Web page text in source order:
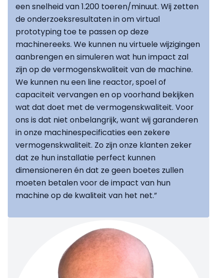
een snelheid van 1.200 toeren/minuut. Wij zetten
de onderzoeksresultaten in om virtual
prototyping toe te passen op deze
machinereeks. We kunnen nu virtuele wijzigingen
aanbrengen en simuleren wat hun impact zal
zijn op de vermogenskwaliteit van de machine.
We kunnen nu een line reactor, spoel of
capaciteit vervangen en op voorhand bekijken
wat dat doet met de vermogenskwaliteit. Voor
ons is dat niet onbelangrijk, want wij garanderen
in onze machinespecificaties een zekere
vermogenskwaliteit. Zo zijn onze klanten zeker
dat ze hun installatie perfect kunnen
dimensioneren én dat ze geen boetes zullen
moeten betalen voor de impact van hun
machine op de kwaliteit van het net.”